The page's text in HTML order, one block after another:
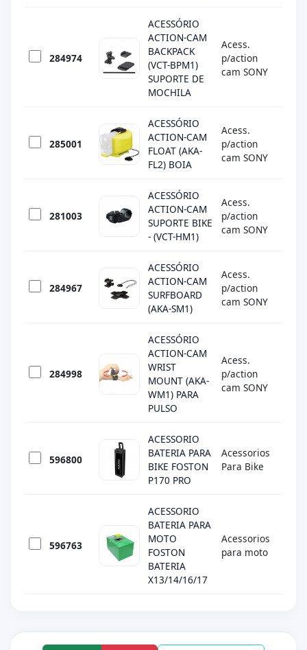
284974
ACESSÓRIO
ACTION-CAM
BACKPACK
(VCT-BPM1)
SUPORTE DE
MOCHILA
Acess.
p/action
cam SONY
285001
ACESSÓRIO
ACTION-CAM
FLOAT (AKA-
FL2) BOIA
Acess.
p/action
cam SONY
281003
ACESSÓRIO
ACTION-CAM
SUPORTE BIKE
- (VCT-HM1)
Acess.
p/action
cam SONY
284967
ACESSÓRIO
ACTION-CAM
SURFBOARD
(AKA-SM1)
Acess.
p/action
cam SONY
284998
ACESSÓRIO
ACTION-CAM
WRIST
MOUNT (AKA-
WM1) PARA
PULSO
Acess.
p/action
cam SONY
596800
ACESSORIO
BATERIA PARA
BIKE FOSTON
P170 PRO
Acessorios
Para Bike
596763
ACESSORIO
BATERIA PARA
MOTO
FOSTON
BATERIA
X13/14/16/17
Acessorios
para moto